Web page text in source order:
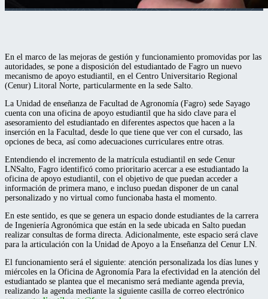
En el marco de las mejoras de gestión y funcionamiento promovidas por las
autoridades, se pone a disposición del estudiantado de Fagro un nuevo
mecanismo de apoyo estudiantil, en el Centro Universitario Regional
(Cenur) Litoral Norte, particularmente en la sede Salto.
La Unidad de enseñanza de Facultad de Agronomía (Fagro) sede Sayago
cuenta con una oficina de apoyo estudiantil que ha sido clave para el
asesoramiento del estudiantado en diferentes aspectos que hacen a la
inserción en la Facultad, desde lo que tiene que ver con el cursado, las
opciones de beca, así como adecuaciones curriculares entre otras.
Entendiendo el incremento de la matrícula estudiantil en sede Cenur
LNSalto, Fagro identificó como prioritario acercar a ese estudiantado la
oficina de apoyo estudiantil, con el objetivo de que puedan acceder a
información de primera mano, e incluso puedan disponer de un canal
personalizado y no virtual como funcionaba hasta el momento.
En este sentido, es que se genera un espacio donde estudiantes de la carrera
de Ingeniería Agronómica que están en la sede ubicada en Salto puedan
realizar consultas de forma directa. Adicionalmente, este espacio será clave
para la articulación con la Unidad de Apoyo a la Enseñanza del Cenur LN.
El funcionamiento será el siguiente: atención personalizada los días lunes y
miércoles en la Oficina de Agronomía Para la efectividad en la atención del
estudiantado se plantea que el mecanismo será mediante agenda previa,
realizando la agenda mediante la siguiente casilla de correo electrónico